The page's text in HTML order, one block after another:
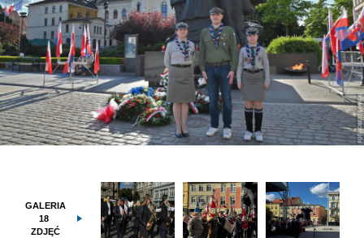
GALERIA
18
ZDJĘĆ